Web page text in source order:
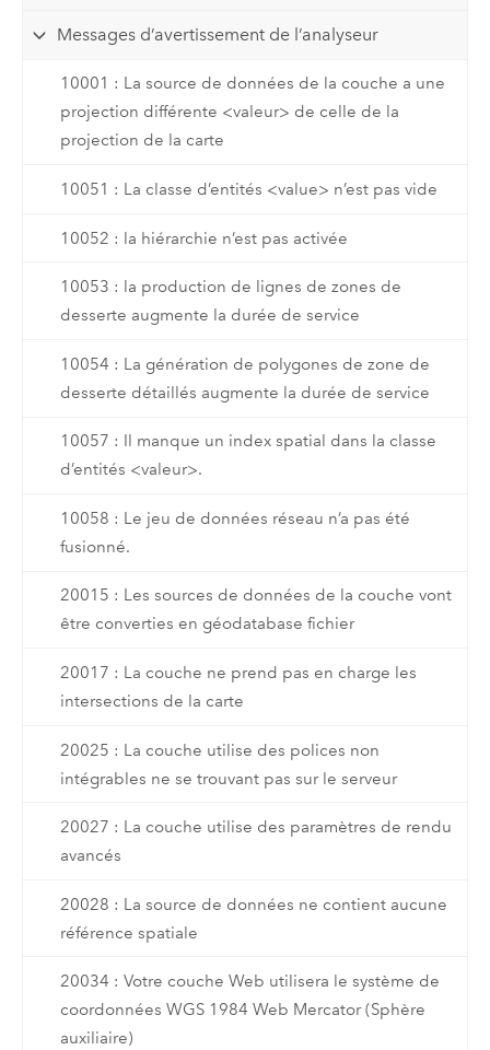
Messages d’avertissement de l’analyseur
10001 : La source de données de la couche a une
projection différente <valeur> de celle de la
projection de la carte
10051 : La classe d’entités <value> n’est pas vide
10052 : la hiérarchie n’est pas activée
10053 : la production de lignes de zones de
desserte augmente la durée de service
10054 : La génération de polygones de zone de
desserte détaillés augmente la durée de service
10057 : Il manque un index spatial dans la classe
d’entités <valeur>.
10058 : Le jeu de données réseau n’a pas été
fusionné.
20015 : Les sources de données de la couche vont
être converties en géodatabase fichier
20017 : La couche ne prend pas en charge les
intersections de la carte
20025 : La couche utilise des polices non
intégrables ne se trouvant pas sur le serveur
20027 : La couche utilise des paramètres de rendu
avancés
20028 : La source de données ne contient aucune
référence spatiale
20034 : Votre couche Web utilisera le système de
coordonnées WGS 1984 Web Mercator (Sphère
auxiliaire)